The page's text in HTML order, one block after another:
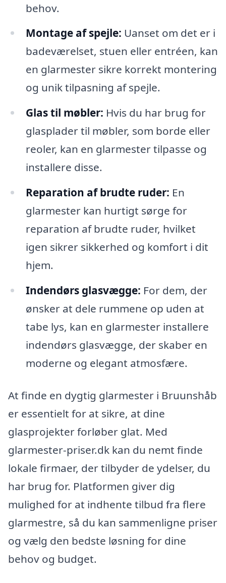
behov.
Montage af spejle: Uanset om det er i
badeværelset, stuen eller entréen, kan
en glarmester sikre korrekt montering
og unik tilpasning af spejle.
Glas til møbler: Hvis du har brug for
glasplader til møbler, som borde eller
reoler, kan en glarmester tilpasse og
installere disse.
Reparation af brudte ruder: En
glarmester kan hurtigt sørge for
reparation af brudte ruder, hvilket
igen sikrer sikkerhed og komfort i dit
hjem.
Indendørs glasvægge: For dem, der
ønsker at dele rummene op uden at
tabe lys, kan en glarmester installere
indendørs glasvægge, der skaber en
moderne og elegant atmosfære.
At finde en dygtig glarmester i Bruunshåb
er essentielt for at sikre, at dine
glasprojekter forløber glat. Med
glarmester-priser.dk kan du nemt finde
lokale firmaer, der tilbyder de ydelser, du
har brug for. Platformen giver dig
mulighed for at indhente tilbud fra flere
glarmestre, så du kan sammenligne priser
og vælg den bedste løsning for dine
behov og budget.